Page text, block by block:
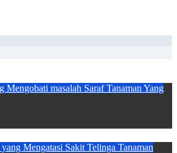
Mengobati masalah SarafTanaman Yang
yang Mengatasi Sakit Telinga Tanaman